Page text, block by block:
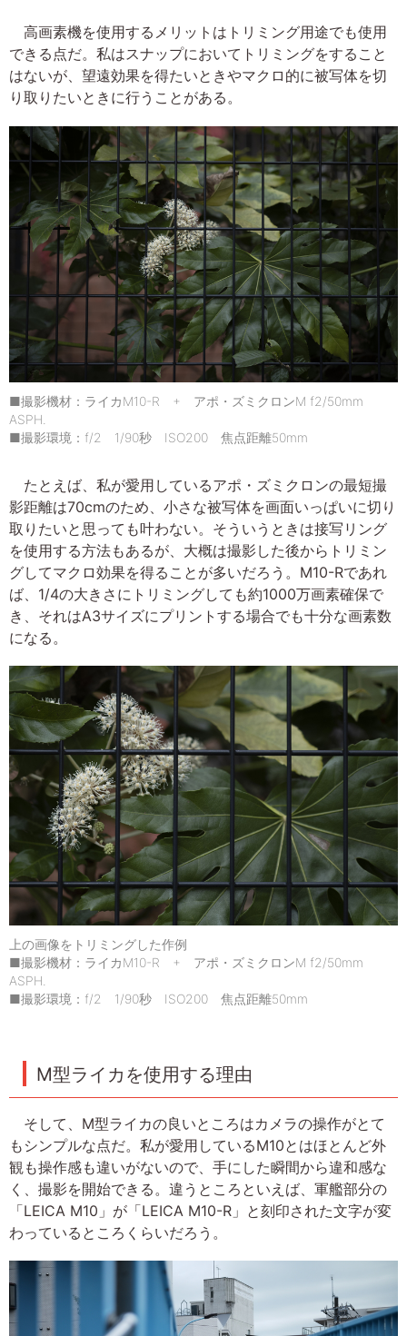
高画素機を使用するメリットはトリミング用途でも使用
できる点だ。私はスナップにおいてトリミングをすること
はないが、望遠効果を得たいときやマクロ的に被写体を切
り取りたいときに行うことがある。
■撮影機材：ライカM10-R + アポ・ズミクロンM f2/50mm
ASPH.
■撮影環境：f/2 1/90秒 ISO200 焦点距離50mm
たとえば、私が愛用しているアポ・ズミクロンの最短撮
影距離は70cmのため、小さな被写体を画面いっぱいに切り
取りたいと思っても叶わない。そういうときは接写リング
を使用する方法もあるが、大概は撮影した後からトリミン
グしてマクロ効果を得ることが多いだろう。M10-Rであれ
ば、1/4の大きさにトリミングしても約1000万画素確保で
き、それはA3サイズにプリントする場合でも十分な画素数
になる。
上の画像をトリミングした作例
■撮影機材：ライカM10-R + アポ・ズミクロンM f2/50mm
ASPH.
■撮影環境：f/2 1/90秒 ISO200 焦点距離50mm
M型ライカを使用する理由
そして、M型ライカの良いところはカメラの操作がとて
もシンプルな点だ。私が愛用しているM10とはほとんど外
観も操作感も違いがないので、手にした瞬間から違和感な
く、撮影を開始できる。違うところといえば、軍艦部分の
「LEICA M10」が「LEICA M10-R」と刻印された文字が変
わっているところくらいだろう。